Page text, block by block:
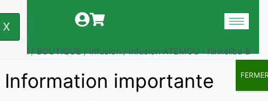
X
Accueil / BOUTIQUE / Infusion / Infusion ATEMOU : Kinkeliba &
Information importante